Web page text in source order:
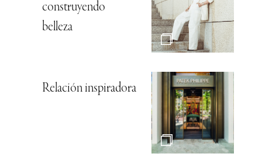
construyendo
belleza
Relación inspiradora